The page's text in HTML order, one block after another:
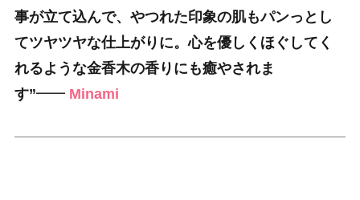
事が立て込んで、やつれた印象の肌もパンっとし
てツヤツヤな仕上がりに。心を優しくほぐしてく
れるような金香木の香りにも癒やされま
す”━━ Minami